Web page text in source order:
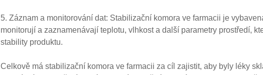
5. Záznam a monitorování dat: Stabilizační komora ve farmacii je
monitorují a zaznamenávají teplotu, vlhkost a další parametry prostředí,
stability produktu.
Celkově má ​​stabilizační komora ve farmacii za cíl zajistit, aby byly léky